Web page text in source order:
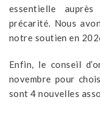
essentielle
précarité. Nous
notre soutien en
Enfin, le conseil
novembre pour
sont 4 nouvelles